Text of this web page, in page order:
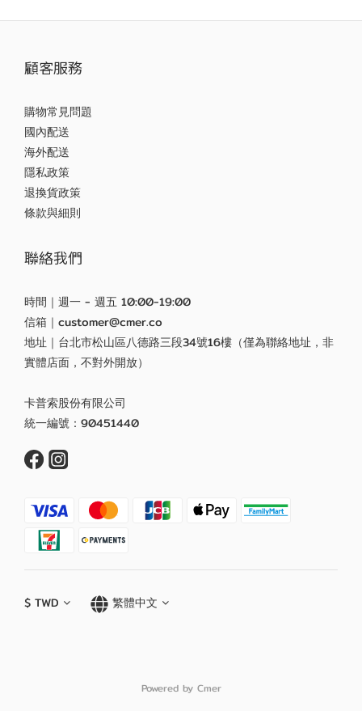
顧客服務
購物常見問題
國內配送
海外配送
隱私政策
退換貨政策
條款與細則
聯絡我們
時間｜週一 - 週五 10:00-19:00
信箱｜customer@cmer.co
地址｜台北市松山區八德路三段34號16樓（僅為聯絡地址，非
實體店面，不對外開放）
卡普索股份有限公司
統一編號：90451440
$ TWD 繁體中文
Powered by Cmer